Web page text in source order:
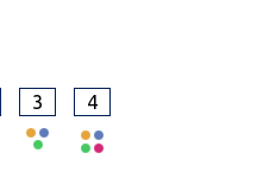
3 4